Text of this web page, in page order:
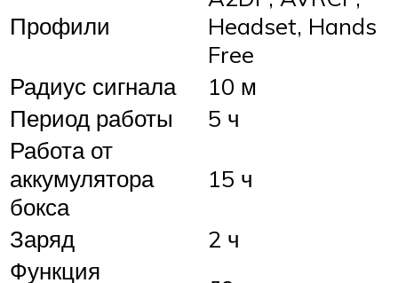
Профили
Headset, Hands
Free
Радиус сигнала
10 м
Период работы
5 ч
Работа от
аккумулятора
бокса
15 ч
Заряд
2 ч
Функция